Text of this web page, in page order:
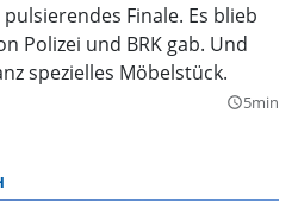
Finale. Es blieb
Polizei und BRK gab. Und
spezielles Möbelstück.
query_builder5min